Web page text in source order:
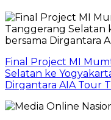
Final Project MI
Selatan ke
Dirgantara AIA Tour